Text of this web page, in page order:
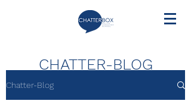
CHATTER-BLOG
Chatter-Blog